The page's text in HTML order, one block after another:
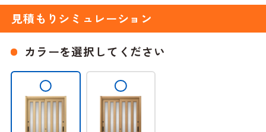
見積もりシミュレーション
カラーを選択してください